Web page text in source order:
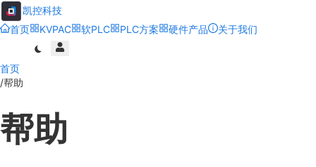
凯控科技
首页
KVPAC 软PLC PLC方案 硬件产品 关于我们
首页
/帮助
帮助